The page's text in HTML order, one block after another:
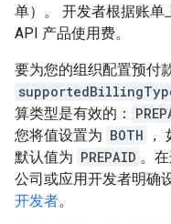
单）。 开发者根据账
API 产品使用费。
要为您的组织配置预付
算类型是有效的：
您将值设置为 BOTH
，
默认值为 PREPAID 。
公司或应用开发者明确
开发者。